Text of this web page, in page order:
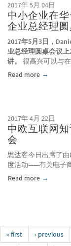
2017年 5月 04日
中小企业在
企业总经理
2017年5月3日，
业总经理圆桌会议
讲。 很高兴可以与
Read more about 中
2017年 4月 22日
中欧互联网
会
思达客今日出席了由
度活动——有关电子
Read more about 中
« first ‹ previous